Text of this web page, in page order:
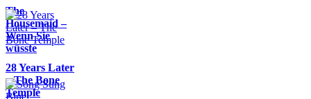
The
Housemaid –
Wenn Sie
wüsste
28 Years Later
– The Bone
Temple